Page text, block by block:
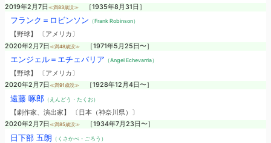
2019年2月7日 ≪満83歳没≫ ［1935年8月31日］
フランク＝ロビンソン （Frank Robinson）
【野球】 〔アメリカ〕
2020年2月7日 ≪満48歳没≫ ［1971年5月25日〜］
エンジェル＝エチェバリア （Angel Echevarria）
【野球】 〔アメリカ〕
2020年2月7日 ≪満91歳没≫ ［1928年12月4日〜］
遠藤 啄郎（えんどう・たくお）
【劇作家、演出家】 〔日本（神奈川県）〕
2020年2月7日 ≪満85歳没≫ ［1934年7月23日〜］
日下部 五朗 （くさかべ・ごろう）